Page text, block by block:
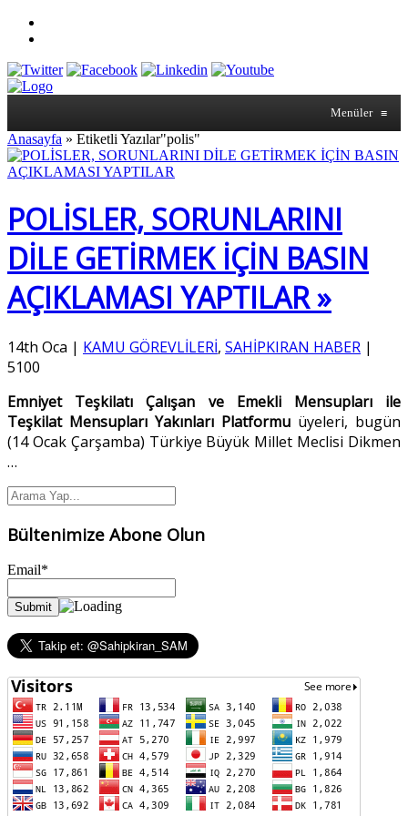
Menüler ≡
Anasayfa » Etiketli Yazılar"polis"
POLİSLER, SORUNLARINI
DİLE GETİRMEK İÇİN BASIN
AÇIKLAMASI YAPTILAR »
14th Oca | KAMU GÖREVLİLERİ, SAHİPKIRAN HABER |
5100
Emniyet Teşkilatı Çalışan ve Emekli Mensupları ile
Teşkilat Mensupları Yakınları Platformu üyeleri, bugün
(14 Ocak Çarşamba) Türkiye Büyük Millet Meclisi Dikmen
…
Bültenimize Abone Olun
Email*